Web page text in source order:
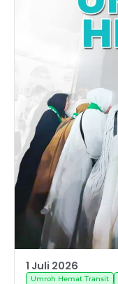
1 Juli 2026
Umroh Hemat Transit